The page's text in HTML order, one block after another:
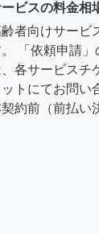
ビスの料金相
者向けサービ
「依頼申請
各サービスチ
トにてお問
約前（前払い